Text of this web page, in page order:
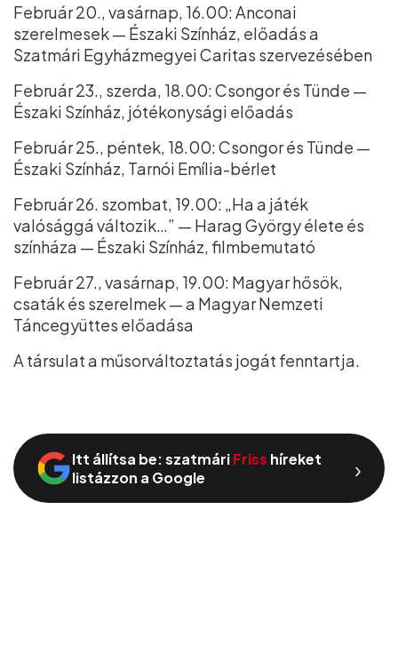
Február 20., vasárnap, 16.00: Anconai
szerelmesek — Északi Színház, előadás a
Szatmári Egyházmegyei Caritas szervezésében
Február 23., szerda, 18.00: Csongor és Tünde —
Északi Színház, jótékonysági előadás
Február 25., péntek, 18.00: Csongor és Tünde —
Északi Színház, Tarnói Emília-bérlet
Február 26. szombat, 19.00: „Ha a játék
valósággá változik…” — Harag György élete és
színháza — Északi Színház, filmbemutató
Február 27., vasárnap, 19.00: Magyar hősök,
csaták és szerelmek — a Magyar Nemzeti
Táncegyüttes előadása
A társulat a műsorváltoztatás jogát fenntartja.
Itt állítsa be: szatmáriFriss híreket
listázzon a Google
›